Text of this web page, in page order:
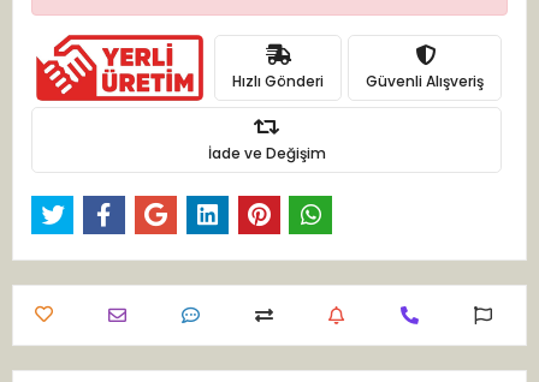
Hızlı Gönderi Güvenli Alışveriş
İade ve Değişim